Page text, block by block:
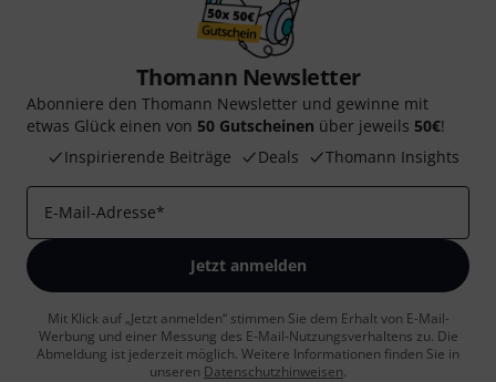
Thomann Newsletter
Abonniere den Thomann Newsletter und gewinne mit
etwas Glück einen von 50 Gutscheinen über jeweils 50€!
Inspirierende Beiträge
Deals Thomann Insights
E-Mail-Adresse*
Jetzt anmelden
Mit Klick auf „Jetzt anmelden“ stimmen Sie dem Erhalt von E-Mail-
Werbung und einer Messung des E-Mail-Nutzungsverhaltens zu. Die
Abmeldung ist jederzeit möglich. Weitere Informationen finden Sie in
unseren Datenschutzhinweisen.